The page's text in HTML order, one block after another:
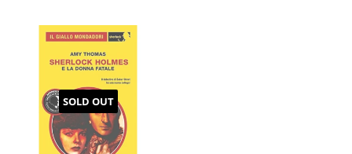
SOLD OUT